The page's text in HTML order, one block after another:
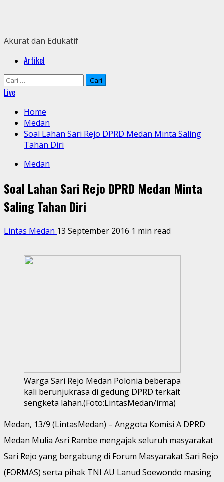
Akurat dan Edukatif
PrimaryArtikel
Cari
untuk:
Live
Home
Medan
Soal Lahan Sari Rejo DPRD Medan Minta Saling
Tahan Diri
Medan
Soal Lahan Sari Rejo DPRD Medan Minta
Saling Tahan Diri
Lintas Medan 13 September 2016 1 min read
Warga Sari Rejo Medan Polonia beberapa
kali berunjukrasa di gedung DPRD terkait
sengketa lahan.(Foto:LintasMedan/irma)
Medan, 13/9 (LintasMedan) – Anggota Komisi A DPRD
Medan Mulia Asri Rambe mengajak seluruh masyarakat
Sari Rejo yang bergabung di Forum Masyarakat Sari Rejo
(FORMAS) serta pihak TNI AU Lanud Soewondo masing